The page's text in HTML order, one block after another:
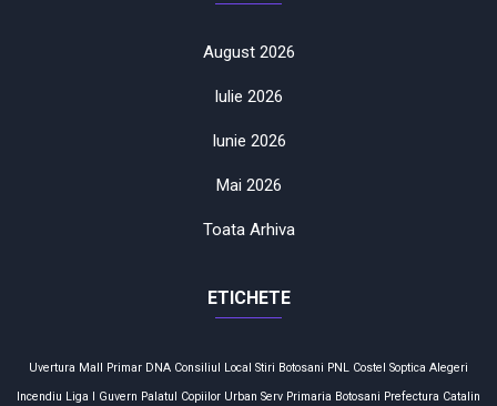
August 2026
Iulie 2026
Iunie 2026
Mai 2026
Toata Arhiva
ETICHETE
Uvertura Mall Primar DNA Consiliul Local Stiri Botosani PNL Costel Soptica Alegeri
Incendiu Liga I Guvern Palatul Copiilor Urban Serv Primaria Botosani Prefectura Catalin